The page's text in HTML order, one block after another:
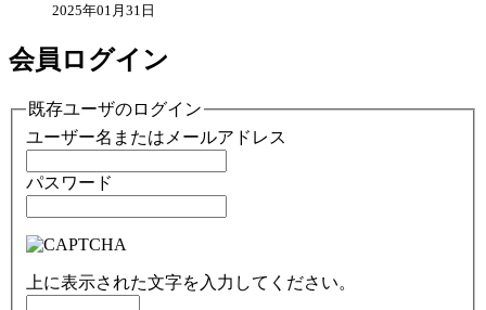
2025年01月31日
会員ログイン
既存ユーザのログイン
ユーザー名またはメールアドレス
パスワード
上に表示された文字を入力してください。